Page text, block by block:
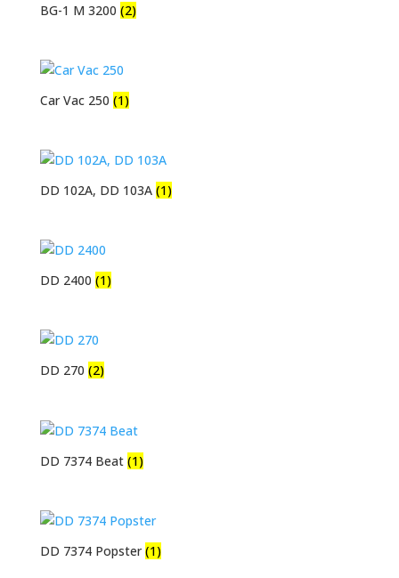
BG-1 M 3200 (2)
Car Vac 250 (1)
DD 102A, DD 103A (1)
DD 2400 (1)
DD 270 (2)
DD 7374 Beat (1)
DD 7374 Popster(1)